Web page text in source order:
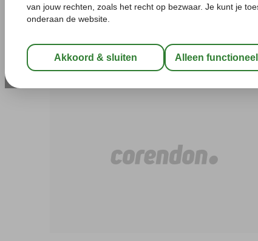
Home
Griekenland Kreta
Alkion Hotel
Halfpension Hotel